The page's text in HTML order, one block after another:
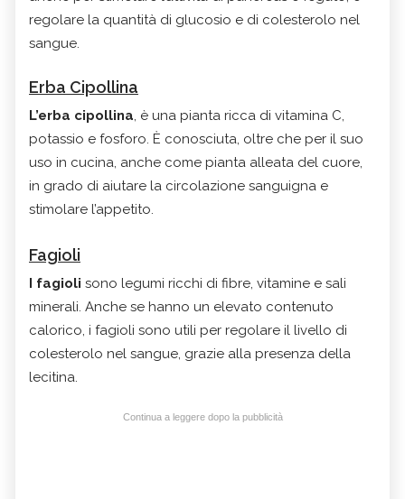
regolare la quantità di glucosio e di colesterolo nel
sangue.
Erba Cipollina
L’erba cipollina, è una pianta ricca di vitamina C,
potassio e fosforo. È conosciuta, oltre che per il suo
uso in cucina, anche come pianta alleata del cuore,
in grado di aiutare la circolazione sanguigna e
stimolare l’appetito.
Fagioli
I fagioli sono legumi ricchi di fibre, vitamine e sali
minerali. Anche se hanno un elevato contenuto
calorico, i fagioli sono utili per regolare il livello di
colesterolo nel sangue, grazie alla presenza della
lecitina.
Continua a leggere dopo la pubblicità